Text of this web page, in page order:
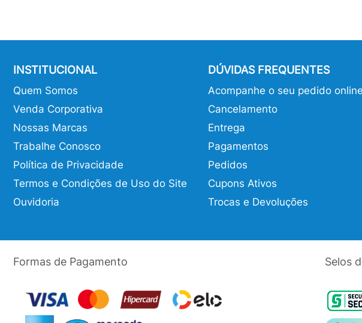
INSTITUCIONAL
Quem Somos
Venda Corporativa
Nossas Marcas
Trabalhe Conosco
Política de Privacidade
Termos e Condições de Uso do Site
Ouvidoria
DÚVIDAS FREQUENTES
Acompanhe o seu pedido online
Cancelamento
Entrega
Pagamentos
Pedidos
Cupons Ativos
Trocas e Devoluções
Formas de Pagamento Selos